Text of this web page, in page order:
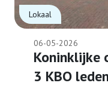
Lokaal
06-05-2026
Koninklijke
3 KBO